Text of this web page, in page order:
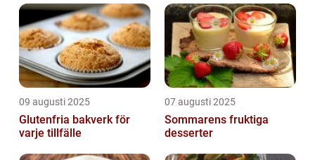
09 augusti 2025
Glutenfria bakverk för
varje tillfälle
07 augusti 2025
Sommarens fruktiga
desserter